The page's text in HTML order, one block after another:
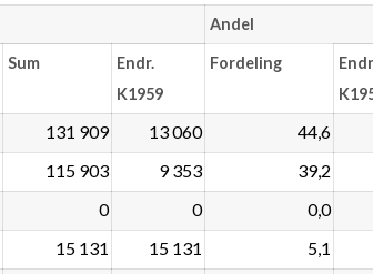
Andel
Sum
Endr.
K1959
Fordeling
131 909 13 060 44,6
115 903 9 353 39,2
0 0 0,0
15 131 15 131 5,1